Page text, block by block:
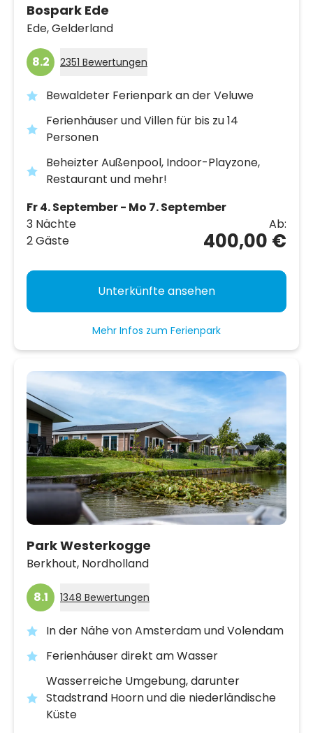
Bospark Ede
Ede,Gelderland
8.2 2351 Bewertungen
Bewaldeter Ferienpark an der Veluwe
Ferienhäuser und Villen für bis zu 14
Personen
Beheizter Außenpool, Indoor-Playzone,
Restaurant und mehr!
Fr 4. September - Mo 7. September
3 Nächte
2 Gäste
Ab:
400,00 €
Unterkünfte ansehen
Mehr Infos zum Ferienpark
Park Westerkogge
Berkhout, Nordholland
8.1 1348 Bewertungen
In der Nähe von Amsterdam und Volendam
Ferienhäuser direkt am Wasser
Wasserreiche Umgebung, darunter
Stadstrand Hoorn und die niederländische
Küste